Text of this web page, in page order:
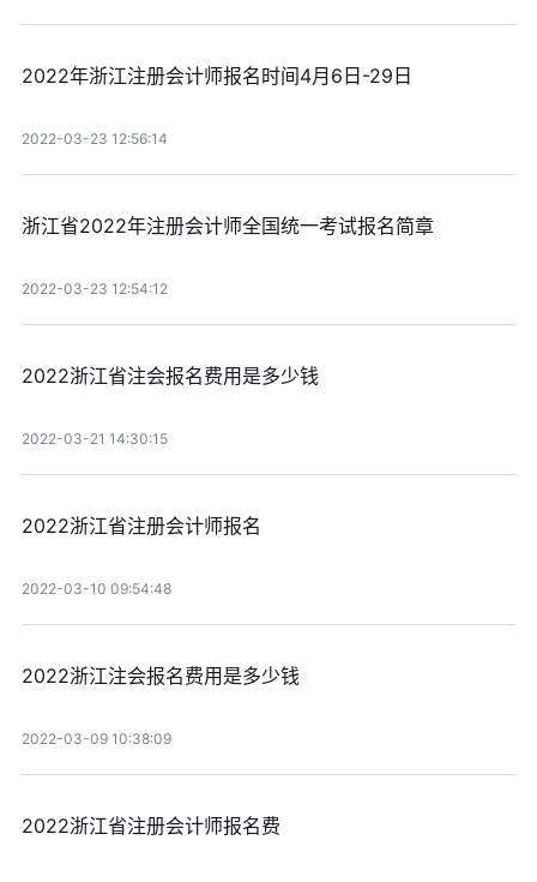
2022年浙江注册会计师报名时间4月6日-29日
2022-03-23 12:56:14
浙江省2022年注册会计师全国统一考试报名简章
2022-03-23 12:54:12
2022浙江省注会报名费用是多少钱
2022-03-21 14:30:15
2022浙江省注册会计师报名
2022-03-10 09:54:48
2022浙江注会报名费用是多少钱
2022-03-09 10:38:09
2022浙江省注册会计师报名费